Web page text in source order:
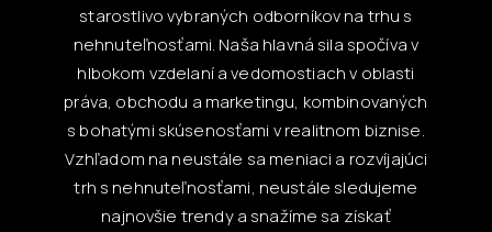
starostlivo vybraných odborníkov na trhu s
nehnuteľnosťami. Naša hlavná sila spočíva v
hlbokom vzdelaní a vedomostiach v oblasti
práva, obchodu a marketingu, kombinovaných
s bohatými skúsenosťami v realitnom biznise.
Vzhľadom na neustále sa meniaci a rozvíjajúci
trh s nehnuteľnosťami, neustále sledujeme
najnovšie trendy a snažíme sa získať